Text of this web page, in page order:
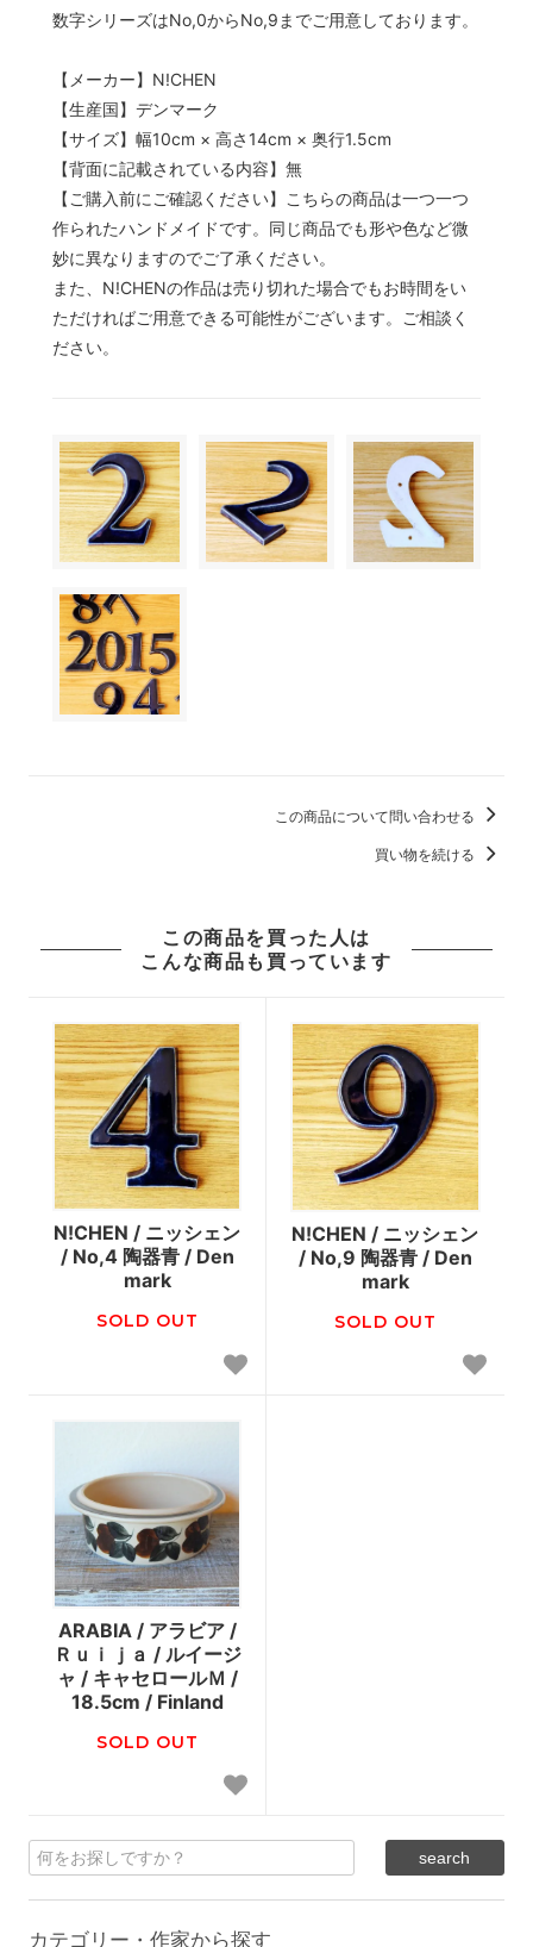
数字シリーズはNo,0からNo,9までご用意しております。
【メーカー】N!CHEN
【生産国】デンマーク
【サイズ】幅10cm × 高さ14cm × 奥行1.5cm
【背面に記載されている内容】無
【ご購入前にご確認ください】こちらの商品は一つ一つ
作られたハンドメイドです。同じ商品でも形や色など微
妙に異なりますのでご了承ください。
また、N!CHENの作品は売り切れた場合でもお時間をい
ただければご用意できる可能性がございます。ご相談く
ださい。
この商品について問い合わせる
買い物を続ける
この商品を買った人は
こんな商品も買っています
N!CHEN / ニッシェン
/ No,4 陶器青 / Den
mark
SOLD OUT
N!CHEN / ニッシェン
/ No,9 陶器青 / Den
mark
SOLD OUT
ARABIA / アラビア /
Ｒｕｉｊａ / ルイージ
ャ / キャセロールＭ /
18.5cm / Finland
SOLD OUT
カテゴリー・作家から探す